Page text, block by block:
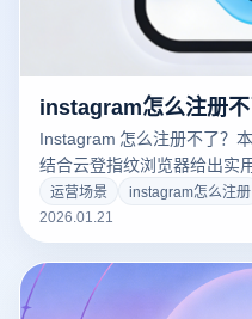
instagram怎么注册
Instagram 怎么注册不了？
结合云登指纹浏览器给出实
定注册。
运营场景 instagram怎么注册
2026.01.21